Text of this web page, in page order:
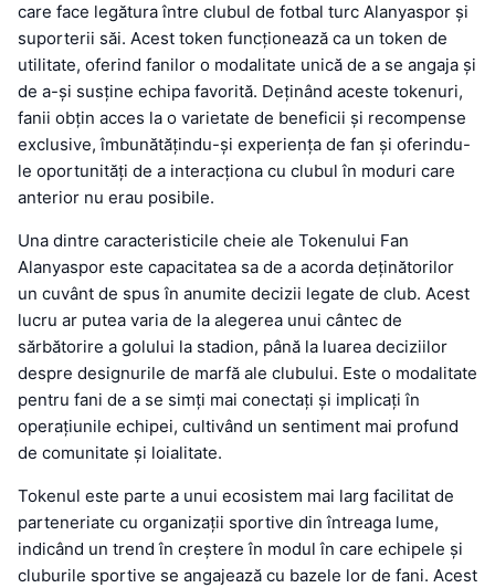
care face legătura între clubul de fotbal turc Alanyaspor și
suporterii săi. Acest token funcționează ca un token de
utilitate, oferind fanilor o modalitate unică de a se angaja și
de a-și susține echipa favorită. Deținând aceste tokenuri,
fanii obțin acces la o varietate de beneficii și recompense
exclusive, îmbunătățindu-și experiența de fan și oferindu-
le oportunități de a interacționa cu clubul în moduri care
anterior nu erau posibile.
Una dintre caracteristicile cheie ale Tokenului Fan
Alanyaspor este capacitatea sa de a acorda deținătorilor
un cuvânt de spus în anumite decizii legate de club. Acest
lucru ar putea varia de la alegerea unui cântec de
sărbătorire a golului la stadion, până la luarea deciziilor
despre designurile de marfă ale clubului. Este o modalitate
pentru fani de a se simți mai conectați și implicați în
operațiunile echipei, cultivând un sentiment mai profund
de comunitate și loialitate.
Tokenul este parte a unui ecosistem mai larg facilitat de
parteneriate cu organizații sportive din întreaga lume,
indicând un trend în creștere în modul în care echipele și
cluburile sportive se angajează cu bazele lor de fani. Acest